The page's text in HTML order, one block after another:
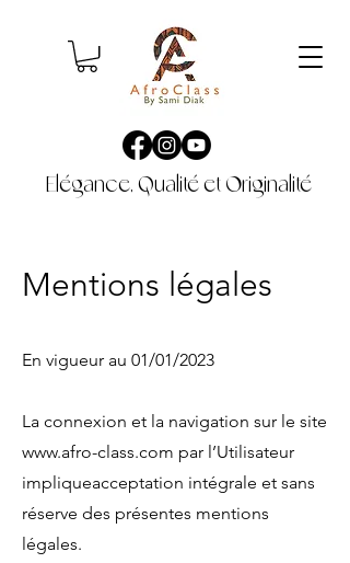
Elégance, Qualité et Originalité
Mentions légales
En vigueur au 01/01/2023
La connexion et la navigation sur le site
www.afro-class.com par l’Utilisateur
impliqueacceptation intégrale et sans
réserve des présentes mentions
légales.